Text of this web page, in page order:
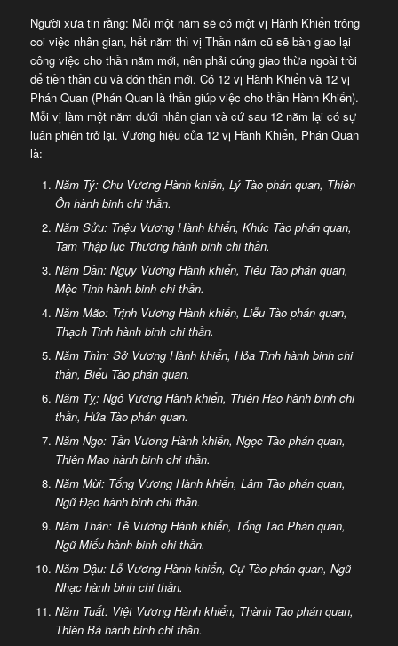
Người xưa tin rằng: Mỗi một năm sẽ có một vị Hành Khiển trông
coi việc nhân gian, hết năm thì vị Thần năm cũ sẽ bàn giao lại
công việc cho thần năm mới, nên phải cúng giao thừa ngoài trời
để tiền thần cũ và đón thần mới. Có 12 vị Hành Khiển và 12 vị
Phán Quan (Phán Quan là thần giúp việc cho thần Hành Khiển).
Mỗi vị làm một năm dưới nhân gian và cứ sau 12 năm lại có sự
luân phiên trở lại. Vương hiệu của 12 vị Hành Khiển, Phán Quan
là:
Năm Tý: Chu Vương Hành khiển, Lý Tào phán quan, Thiên
Ôn hành binh chi thần.
Năm Sửu: Triệu Vương Hành khiển, Khúc Tào phán quan,
Tam Thập lục Thương hành binh chi thần.
Năm Dần: Ngụy Vương Hành khiển, Tiêu Tào phán quan,
Mộc Tinh hành binh chi thần.
Năm Mão: Trịnh Vương Hành khiển, Liễu Tào phán quan,
Thạch Tinh hành binh chi thần.
Năm Thìn: Sở Vương Hành khiển, Hỏa Tinh hành binh chi
thần, Biểu Tào phán quan.
Năm Tỵ: Ngô Vương Hành khiển, Thiên Hao hành binh chi
thần, Hứa Tào phán quan.
Năm Ngọ: Tần Vương Hành khiển, Ngọc Tào phán quan,
Thiên Mao hành binh chi thần.
Năm Mùi: Tống Vương Hành khiển, Lâm Tào phán quan,
Ngũ Đạo hành binh chi thần.
Năm Thân: Tề Vương Hành khiển, Tống Tào Phán quan,
Ngũ Miếu hành binh chi thần.
Năm Dậu: Lỗ Vương Hành khiển, Cự Tào phán quan, Ngũ
Nhạc hành binh chi thần.
Năm Tuất: Việt Vương Hành khiển, Thành Tào phán quan,
Thiên Bá hành binh chi thần.